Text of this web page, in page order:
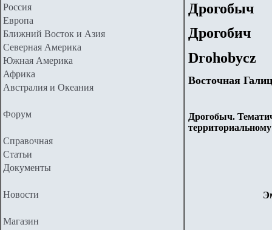
Россия
Европа
Ближний Восток и Азия
Северная Америка
Южная Америка
Африка
Австралия и Океания
Форум
Справочная
Статьи
Документы
Новости
Магазин
Дрогобыч
Дрогобич
Drohobycz
Восточная
Дрогобыч.